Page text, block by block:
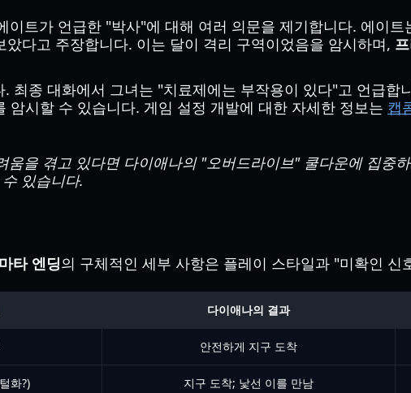
트가 언급한 "박사"에 대해 여러 의문을 제기합니다. 에이
다고 주장합니다. 이는 달이 격리 구역이었음을 암시하며,
최종 대화에서 그녀는 "치료제에는 부작용이 있다"고 언급합
암시할 수 있습니다. 게임 설정 개발에 대한 자세한 정보는 캡
움을 겪고 있다면 다이애나의 "오버드라이브" 쿨다운에 집중
있습니다.
타 엔딩의 구체적인 세부 사항은 플레이 스타일과 "미확인 신
다이애나의 결과
안전하게 지구 도착
화?) 지구 도착; 낯선 이를 만남